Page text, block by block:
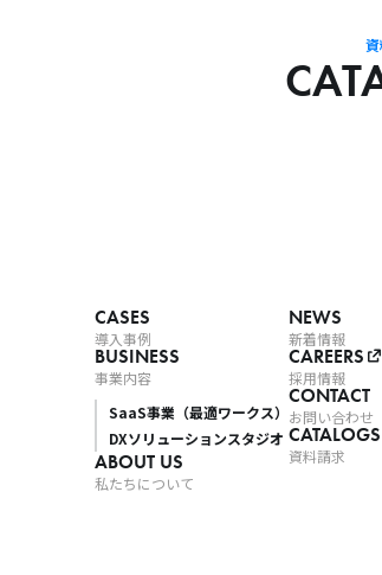
CASES
導入事例
BUSINESS
事業内容
SaaS事業（最適ワークス）
DXソリューションスタジオ
ABOUT US
私たちについて
NEWS
新着情報
CAREERS
採用情報
CONTACT
お問い合わせ
CATALOGS
資料請求